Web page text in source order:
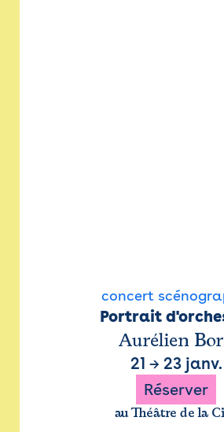
concert
Portrait
Aurélien
21 → 23 janv.
Réserver
au Théâtre de la